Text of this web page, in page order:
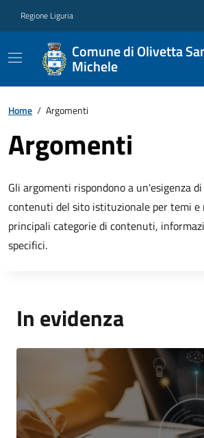
Regione Liguria
Comune di Olivetta
Michele
Home / Argomenti
Argomenti
Gli argomenti rispondono a un'esigenza
contenuti del sito istituzionale per temi e
principali categorie di contenuti,
specifici.
In evidenza